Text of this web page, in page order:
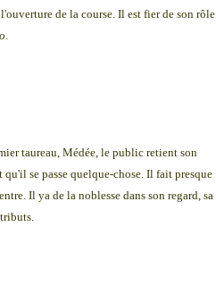
de la course. Il est fier de son rôle
.
taureau, Médée, le public retient son
se passe quelque-chose. Il fait presque
Il ya de la noblesse dans son regard, sa